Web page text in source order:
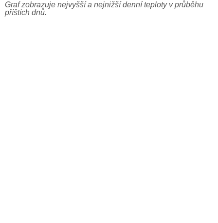
Graf zobrazuje nejvyšší a nejnižší denní teploty v průběhu
příštích dnů.